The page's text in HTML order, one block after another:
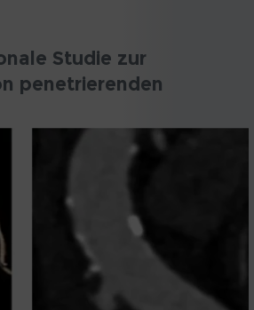
Studie zur
penetrierenden